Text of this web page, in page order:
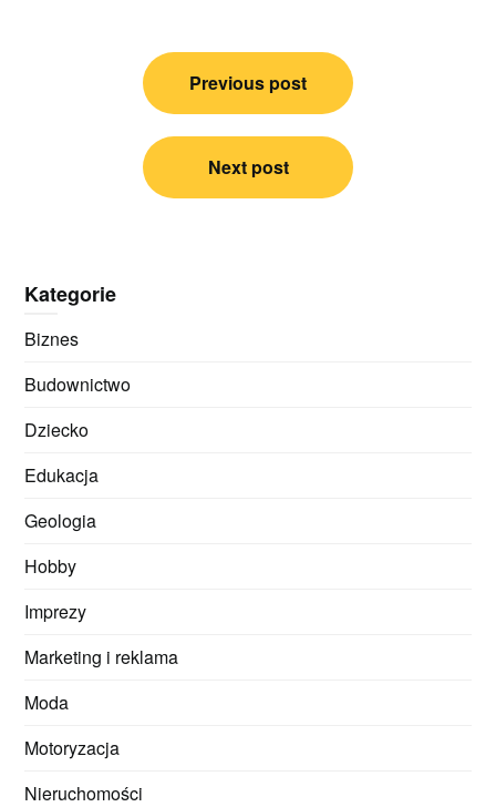
Nawigacja
Previous post
Next post
Kategorie
Biznes
Budownictwo
Dziecko
Edukacja
Geologia
Hobby
Imprezy
Marketing i reklama
Moda
Motoryzacja
Nieruchomości